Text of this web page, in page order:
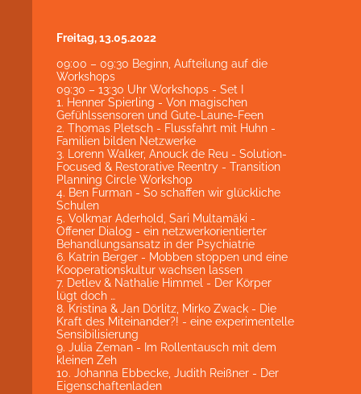
Freitag, 13.05.2022
09:00 – 09:30 Beginn, Aufteilung auf die
Workshops
09:30 – 13:30 Uhr Workshops - Set I
1. Henner Spierling - Von magischen
Gefühlssensoren und Gute-Laune-Feen
2. Thomas Pletsch - Flussfahrt mit Huhn -
Familien bilden Netzwerke
3. Lorenn Walker, Anouck de Reu - Solution-
Focused & Restorative Reentry - Transition
Planning Circle Workshop
4. Ben Furman - So schaffen wir glückliche
Schulen
5. Volkmar Aderhold, Sari Multamäki -
Offener Dialog - ein netzwerkorientierter
Behandlungsansatz in der Psychiatrie
6. Katrin Berger - Mobben stoppen und eine
Kooperationskultur wachsen lassen
7. Detlev & Nathalie Himmel - Der Körper
lügt doch …
8. Kristina & Jan Dörlitz, Mirko Zwack - Die
Kraft des Miteinander?! - eine experimentelle
Sensibilisierung
9. Julia Zeman - Im Rollentausch mit dem
kleinen Zeh
10. Johanna Ebbecke, Judith Reißner - Der
Eigenschaftenladen